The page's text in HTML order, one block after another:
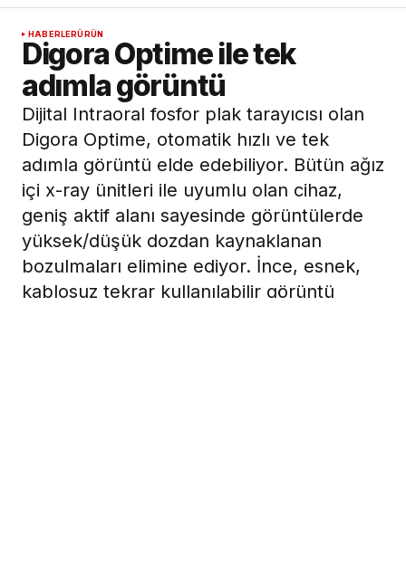
HABERLERÜRÜN
Digora Optime ile tek
adımla görüntü
Dijital Intraoral fosfor plak tarayıcısı olan
Digora Optime, otomatik hızlı ve tek
adımla görüntü elde edebiliyor. Bütün ağız
içi x-ray ünitleri ile uyumlu olan cihaz,
geniş aktif alanı sayesinde görüntülerde
yüksek/düşük dozdan kaynaklanan
bozulmaları elimine ediyor. İnce, esnek,
kablosuz tekrar kullanılabilir görüntü